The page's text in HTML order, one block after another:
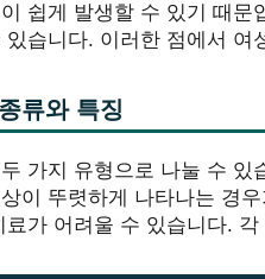
쉽게 발생할 수 있기 때
있습니다. 이러한 점에서
류와 특징
가지 유형으로 나눌 수
이 뚜렷하게 나타나는 경
료가 어려울 수 있습니다.